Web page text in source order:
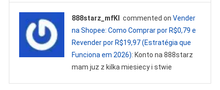
888starz_mfKl commented onVender
na Shopee: Como Comprar por R$0,79 e
Revender por R$19,97 (Estratégia que
Funciona em 2026): Konto na 888starz
mam juz z kilka miesiecy i stwie